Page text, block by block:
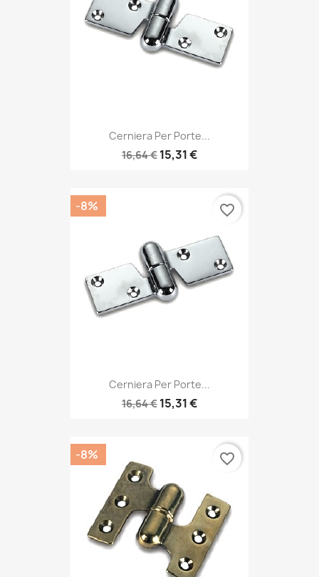
Cerniera Per Porte...
16,64 € 15,31 €
Cerniera Per Porte...
16,64 € 15,31 €
-8% favorite_border
-8% favorite_border